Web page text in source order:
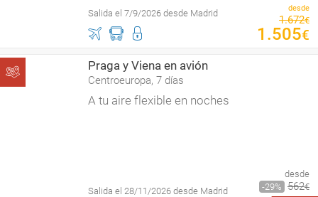
Salida el 7/9/2026 desde Madrid desde
1.672€
1 .505€
Praga y Viena en avión
Centroeuropa, 7 días
A tu aire flexible en noches
Salida el 28/11/2026 desde Madrid
desde
29
562€